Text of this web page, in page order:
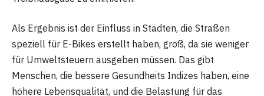
Als Ergebnis ist der Einfluss in Städten, die Straßen
speziell für E-Bikes erstellt haben, groß, da sie weniger
für Umweltsteuern ausgeben müssen. Das gibt
Menschen, die bessere Gesundheits Indizes haben, eine
höhere Lebensqualität, und die Belastung für das